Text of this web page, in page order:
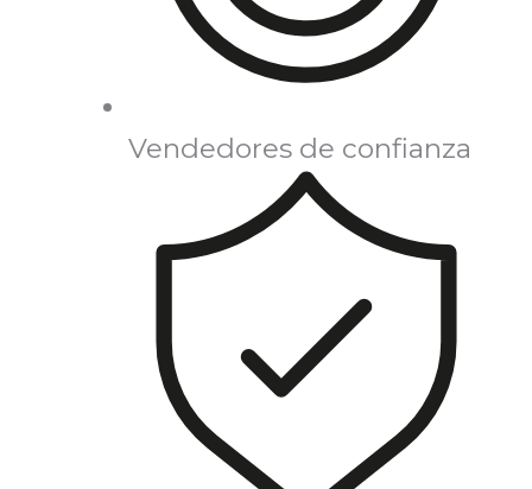
Vendedores de confianza